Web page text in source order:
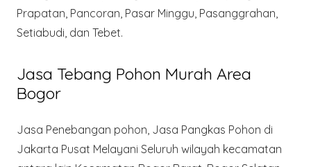
Prapatan, Pancoran, Pasar Minggu, Pasanggrahan,
Setiabudi, dan Tebet.
Jasa Tebang Pohon Murah Area
Bogor
Jasa Penebangan pohon, Jasa Pangkas Pohon di
Jakarta Pusat Melayani Seluruh wilayah kecamatan